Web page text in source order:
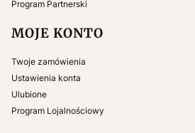
Program Partnerski
MOJE KONTO
Twoje zamówienia
Ustawienia konta
Ulubione
Program Lojalnościowy